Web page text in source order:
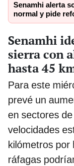
Senamhi alerta
normal y pide
Senamhi
sierra con
hasta 45
Para este
prevé un
en sectores
velocidades
kilómetros por
ráfagas